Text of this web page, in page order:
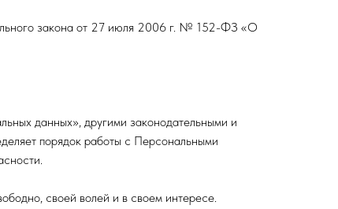
закона от 27 июля 2006 г. № 152-ФЗ «О
данных», другими законодательными и
порядок работы с Персональными
своей волей и в своем интересе.